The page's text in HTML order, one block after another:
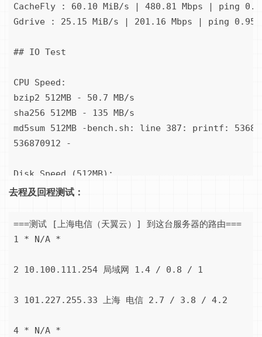
CacheFly : 60.10 MiB/s | 480.81 Mbps | ping
Gdrive : 25.15 MiB/s | 201.16 Mbps | ping
## IO Test
CPU Speed:
bzip2 512MB - 50.7 MB/s
sha256 512MB - 135 MB/s
md5sum 512MB -bench.sh: line 387: printf:
536870912 -
Disk Speed (512MB):
I/O Speed - 230 MB/s
RAM Speed (495MB):
Avg. read - 2867.2 MB/s
Benchmark finished in 47 seconds
去程及回程测试：
===测试 [上海电信（天翼云）] 到这台服务器的路由===
1 * N/A *
2 10.100.111.254 局域网 1.4 / 0.8 / 1
3 101.227.255.33 上海 电信 2.7 / 3.8 / 4.2
4 * N/A *